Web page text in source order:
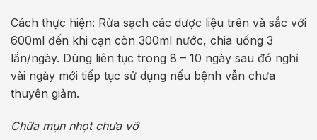
Cách thực hiện: Rửa sạch các dược liệu trên và sắc với
600ml đến khi cạn còn 300ml nước, chia uống 3
lần/ngày. Dùng liên tục trong 8 – 10 ngày sau đó nghỉ
vài ngày mới tiếp tục sử dụng nếu bệnh vẫn chưa
thuyên giảm.
Chữa mụn nhọt chưa vỡ